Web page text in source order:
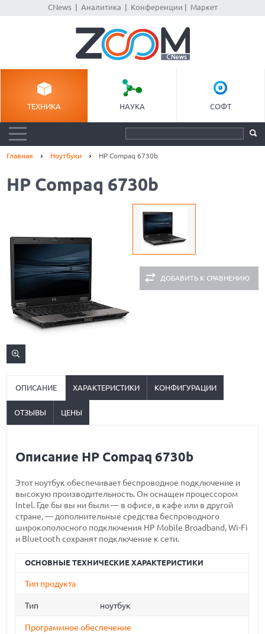
CNews| Аналитика Конференции Маркет
ТЕХНИКА НАУКА СОФТ
Главная Ноутбуки HP Compaq 6730b
HP Compaq 6730b
ДОБАВИТЬ К СРАВНЕНИЮ
ОПИСАНИЕ ХАРАКТЕРИСТИКИ КОНФИГУРАЦИИ
ОТЗЫВЫ ЦЕНЫ
Описание HP Compaq 6730b
Этот ноутбук обеспечивает беспроводное подключение и
высокую производительность. Он оснащен процессором
Intel. Где бы вы ни были — в офисе, в кафе или в другой
стране, — дополнительные средства беспроводного
широкополосного подключения HP Mobile Broadband, Wi-Fi
и Bluetooth сохранят подключение к сети.
ОСНОВНЫЕ ТЕХНИЧЕСКИЕ ХАРАКТЕРИСТИКИ
Тип продукта
Тип ноутбук
Программное обеспечение